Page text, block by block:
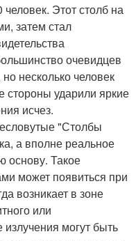
Этот столб на
затем стал
очевидцев
несколько человек
стороны ударили яркие
исчез.
"Столбы
а вполне реальное
основу. Такое
может появиться при
возникает в зоне
или
могут быть